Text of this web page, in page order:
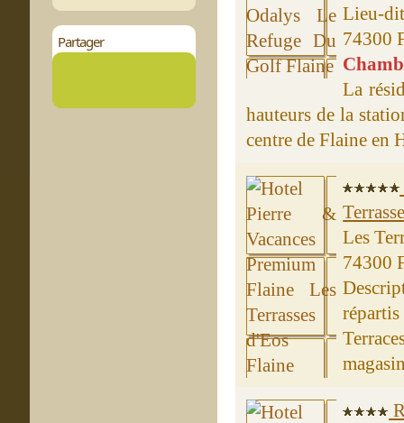
Partager
Lieu-
74300
La
hauteurs de la
centre de Flaine en
Les
74300